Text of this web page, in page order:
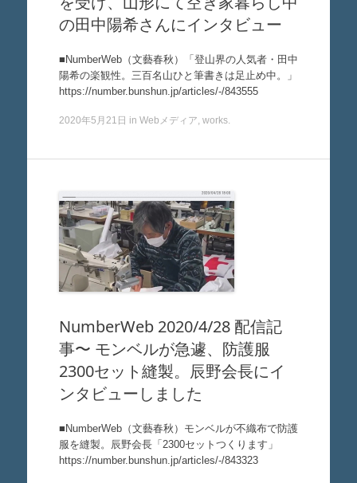
の田中陽希さんにインタビュー
■NumberWeb（文藝春秋）「登山界の人気者・田中
陽希の楽観性。三百名山ひと筆書きは足止め中。」
https://number.bunshun.jp/articles/-/843555
2020年5月21日 in Webメディア, works.
NumberWeb 2020/4/28 配信記
事〜 モンベルが急遽、防護服
2300セット縫製。辰野会長にイ
ンタビューしました
■NumberWeb（文藝春秋）モンベルが不織布で防護
服を縫製。辰野会長「2300セットつくります」
https://number.bunshun.jp/articles/-/843323